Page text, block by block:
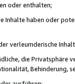
oder enthalten;
Inhalte haben oder
verleumderische
die Privatsphäre
Behinderung,